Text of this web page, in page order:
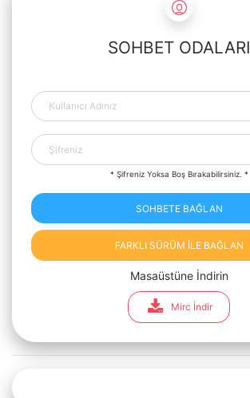
SOHBET ODALARI
* Şifreniz Yoksa Boş Bırakabilirsiniz. *
SOHBETE BAĞLAN
FARKLI SÜRÜM İLE BAĞLAN
Masaüstüne İndirin
Mirc İndir